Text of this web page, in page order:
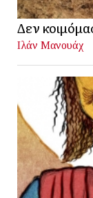
Δεν
Ιλάν Μανουάχ